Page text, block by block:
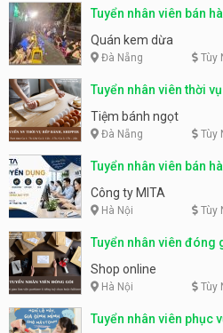
Tuyển nhân viên bán
Quán kem dừa
Đà Nẵng Tùy
Tuyển nhân viên thời
Tiệm bánh ngọt
Đà Nẵng Tùy
Tuyển nhân viên bán
parttime, fulltime
Công ty MITA
Hà Nội Tùy
Tuyển nhân viên
Shop online
Hà Nội Tùy
Tuyển nhân viên phục